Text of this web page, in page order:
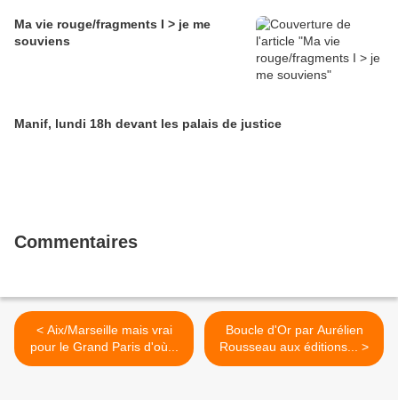
Ma vie rouge/fragments I > je me
souviens
Manif, lundi 18h devant les palais de justice
Commentaires
< Aix/Marseille mais vrai
pour le Grand Paris d'où...
Boucle d'Or par Aurélien
Rousseau aux éditions... >